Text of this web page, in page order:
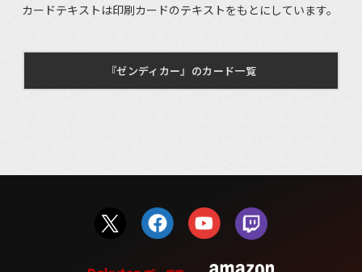
カードテキストは印刷カードのテキストをもとにしています。
『ゼンディカー』のカード一覧